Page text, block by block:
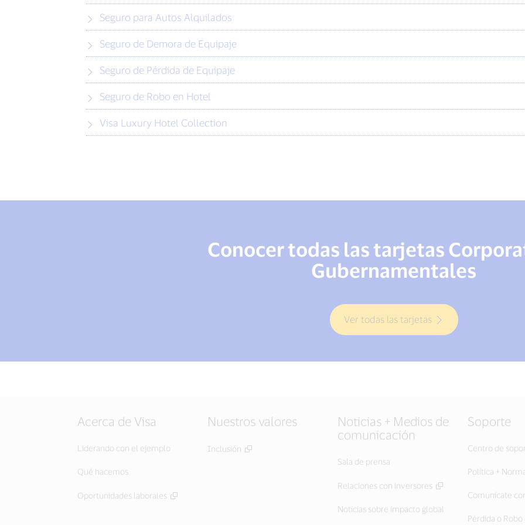
Seguro para Autos Alquilados
Seguro de Demora de Equipaje
Seguro de Pérdida de Equipaje
Seguro de Robo en Hotel
Visa Luxury Hotel Collection
Conocer todas las tarjetas
Gubernamentales
Ver todas las tarjetas
Acerca de Visa
Liderando con el ejemplo
Qué hacemos
Oportunidades laborales
Nuestros valores
Inclusión
Noticias + Medios de
comunicación
Sala de prensa
Relaciones con inversores
Noticias sobre impacto global
Soporte
Centro de
Política +
Comunícate
Pérdida o